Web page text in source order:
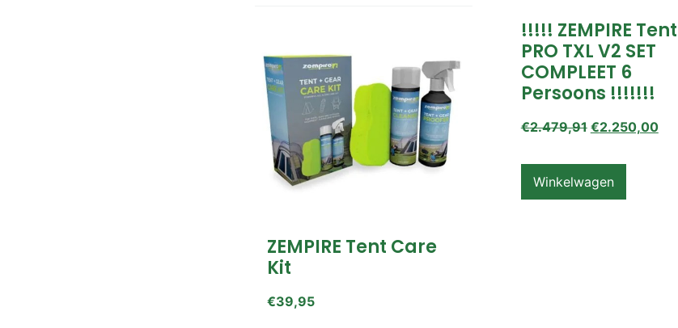
ZEMPIRE Tent Care
Kit
€39,95
!!!!! ZEMPIRE Tent
PRO TXL V2 SET
COMPLEET 6
Persoons !!!!!!!
€2.479,91 €2.250,00
Winkelwagen